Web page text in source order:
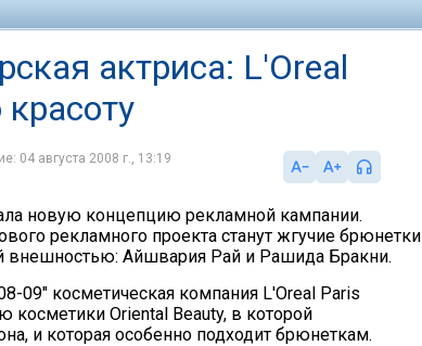
актриса: L'Oreal
04 августа 2008 г., 13:19
новую концепцию рекламной кампании.
рекламного проекта станут жгучие брюнетки
внешностью: Айшвария Рай и Рашида Бракни.
09" косметическая компания L'Oreal Paris
Oriental Beauty, в которой
и которая особенно подходит брюнеткам.